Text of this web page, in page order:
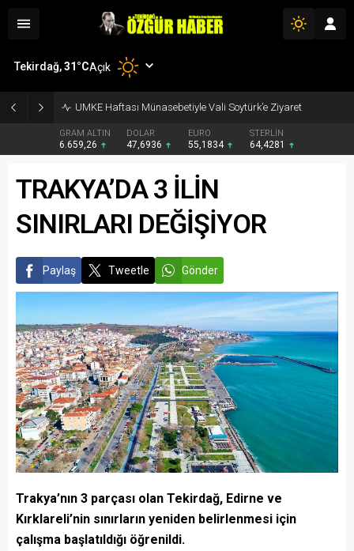
UMKE Haftası Münasebetiyle Vali Soytürk’e Ziyaret
GRAM ALTIN
6.659,26
DOLAR
47,6936
EURO
55,1834
STERLİN
64,4281
Tekirdağ,31°CAçık
TRAKYA’DA 3 İLİN
SINIRLARI DEĞİŞİYOR
Paylaş Tweetle Gönder
Trakya’nın 3 parçası olan Tekirdağ, Edirne ve
Kırklareli’nin sınırların yeniden belirlenmesi için
çalışma başlatıldığı öğrenildi.